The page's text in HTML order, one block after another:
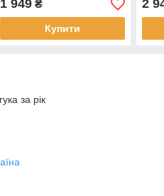
1 949₴
Купити
2
за рік